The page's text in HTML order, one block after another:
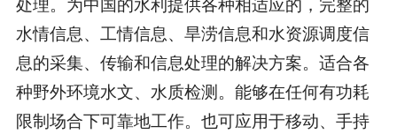
水情信息、工情信息、旱涝信息和水资源调度信
息的采集、传输和信息处理的解决方案。适合各
种野外环境水文、水质检测。能够在任何有功耗
限制场合下可靠地工作。也可应用于移动、手持